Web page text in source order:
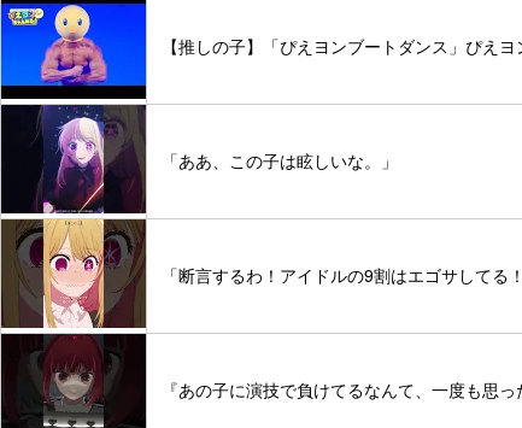
【推しの子】「ぴえヨンブートダンス」ぴえ
「ああ、この子は眩しいな。」
「断言するわ！アイドルの9割はエゴサして
『あの子に演技で負けてるなんて、一度も思